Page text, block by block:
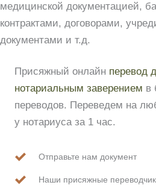
медицинской документацией,
контрактами, договорами,
документами и т.д.
Присяжный онлайн перевод
нотариальным заверением в
переводов. Переведем на
у нотариуса за 1 час.
Отправьте нам документ
Наши присяжные